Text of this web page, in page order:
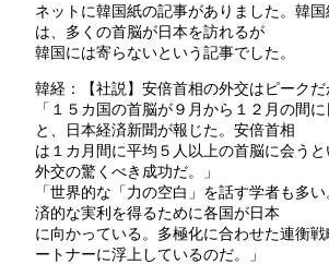
ネットに韓国紙の記事がありました。韓
は、多くの首脳が日本を訪れるが
韓国には寄らないという記事でした。
韓経：【社説】安倍首相の外交はピークだ
「１５カ国の首脳が９月から１２月の間
と、日本経済新聞が報じた。安倍首相
は１カ月間に平均５人以上の首脳に会う
外交の驚くべき成功だ。」
「世界的な「力の空白」を話す学者も多
済的な実利を得るために各国が日本
に向かっている。多極化に合わせた連衡
ートナーに浮上しているのだ。」